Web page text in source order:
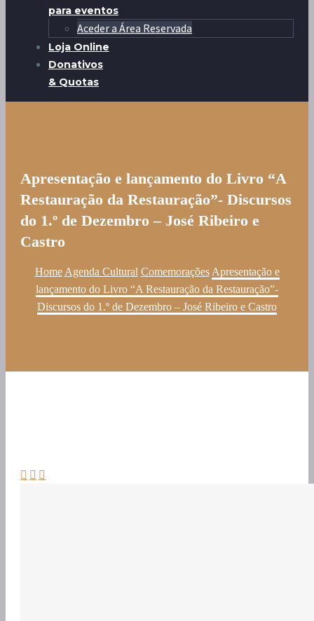
para eventos
Aceder a Área Reservada
Loja Online
Donativos
& Quotas
Apresentação e lançamento do Livro “A
Restauração da Restauração”- Discursos
do 1.º de Dezembro – José Ribeiro e
Castro
Home Agenda Cultural Comemorações Apresentação e
lançamento do Livro “A Restauração da Restauração”-
Discursos do 1.º de Dezembro – José Ribeiro e Castro
  